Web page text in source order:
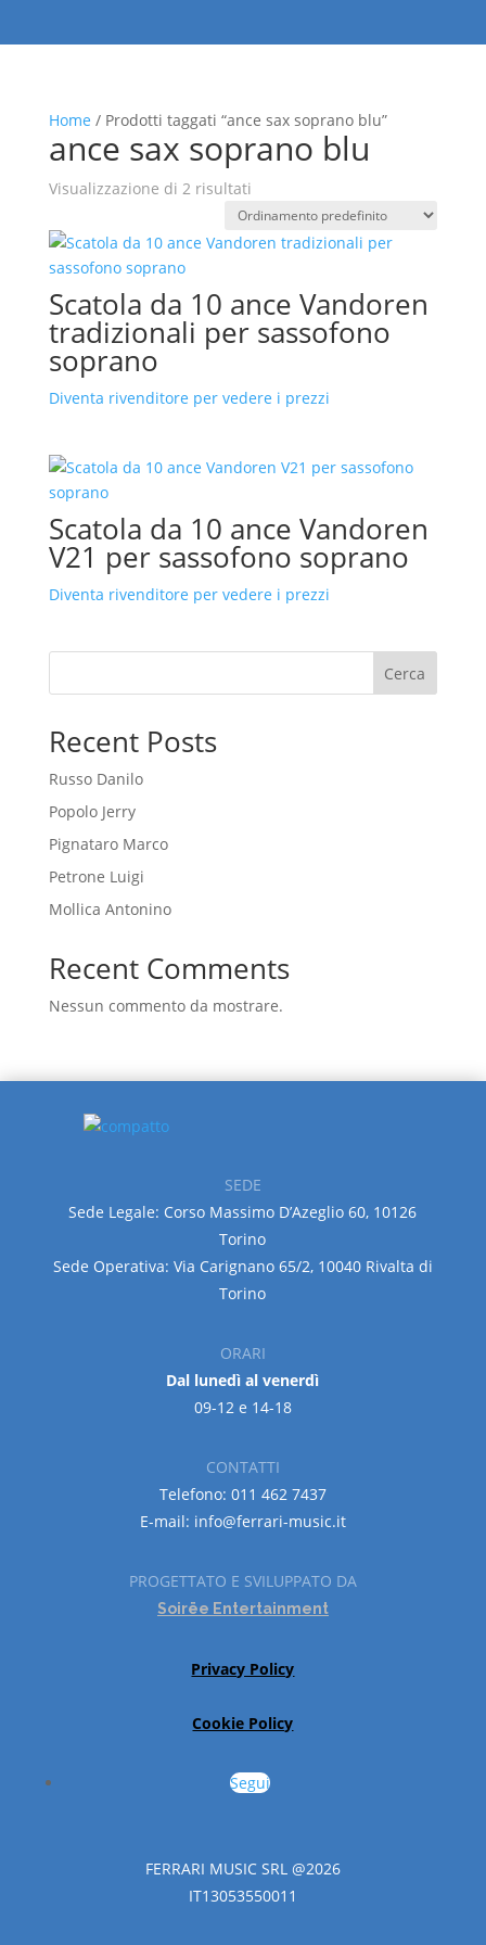
Home / Prodotti taggati “ance sax soprano blu”
ance sax soprano blu
Visualizzazione di 2 risultati
Scatola da 10 ance Vandoren
tradizionali per sassofono
soprano
Diventa rivenditore per vedere i prezzi
Scatola da 10 ance Vandoren
V21 per sassofono soprano
Diventa rivenditore per vedere i prezzi
Cerca
Recent Posts
Russo Danilo
Popolo Jerry
Pignataro Marco
Petrone Luigi
Mollica Antonino
Recent Comments
Nessun commento da mostrare.
SEDE
Sede Legale: Corso Massimo D’Azeglio 60, 10126
Torino
Sede Operativa: Via Carignano 65/2, 10040 Rivalta di
Torino
ORARI
Dal lunedì al venerdì
09-12 e 14-18
CONTATTI
Telefono: 011 462 7437
E-mail: info@ferrari-music.it
PROGETTATO E SVILUPPATO DA
Soirëe Entertainment
Privacy Policy
Cookie Policy
Segui
FERRARI MUSIC SRL @2026
IT13053550011